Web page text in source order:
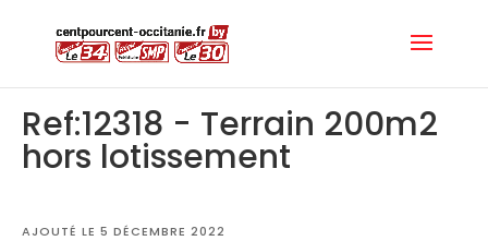
Ref:12318 - Terrain 200m2
hors lotissement
AJOUTÉ LE 5 DÉCEMBRE 2022